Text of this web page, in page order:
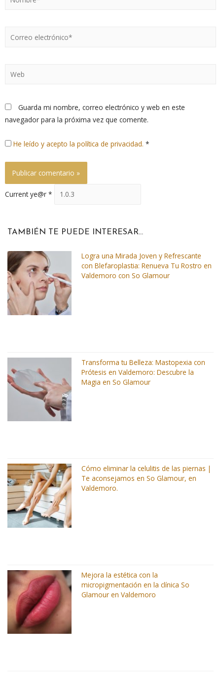
Guarda mi nombre, correo electrónico y web en este
navegador para la próxima vez que comente.
He leído y acepto la política de privacidad. *
Current ye@r *
TAMBIÉN TE PUEDE INTERESAR...
Logra una Mirada Joven y Refrescante
con Blefaroplastia: Renueva Tu Rostro en
Valdemoro con So Glamour
Transforma tu Belleza: Mastopexia con
Prótesis en Valdemoro: Descubre la
Magia en So Glamour
Cómo eliminar la celulitis de las piernas |
Te aconsejamos en So Glamour, en
Valdemoro.
Mejora la estética con la
micropigmentación en la clínica So
Glamour en Valdemoro